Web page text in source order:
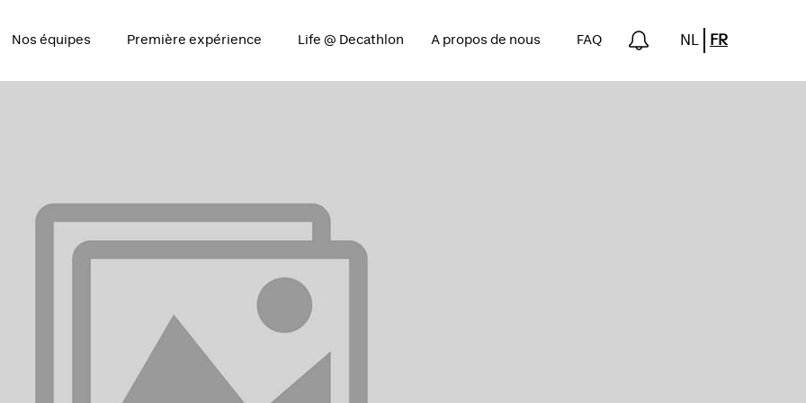
Nos équipes Première expérience Life @ Decathlon A propos de nous FAQ NL FR